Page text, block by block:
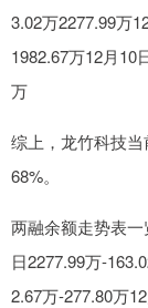
3.02万2277.99万
1982.67万12月10
万
综上，龙竹科技
68%。
两融余额走势表
日2277.99万-
2.67万-277.80万